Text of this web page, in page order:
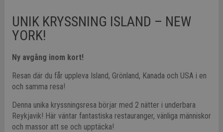
UNIK KRYSSNING ISLAND – NEW
YORK!
Ny avgång inom kort!
Resan där du får uppleva Island, Grönland, Kanada och USA i en
och samma resa!
Denna unika kryssningsresa börjar med 2 nätter i underbara
Reykjavik! Här väntar fantastiska restauranger, vänliga människor
och massor att se och upptäcka!